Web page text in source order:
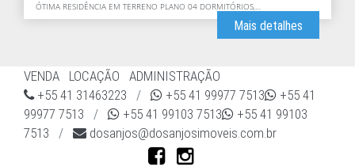
ÓTIMA RESIDÊNCIA EM TERRENO PLANO 04 DORMITÓRIOS,…
Mais detalhes
VENDA LOCAÇÃO
ADMINISTRAÇÃO
+55 41 31463223 / +55 41 99977 7513
+55 41
99977 7513 / +55 41 99103 7513
+55 41 99103
7513 / dosanjos@dosanjosimoveis.com.br